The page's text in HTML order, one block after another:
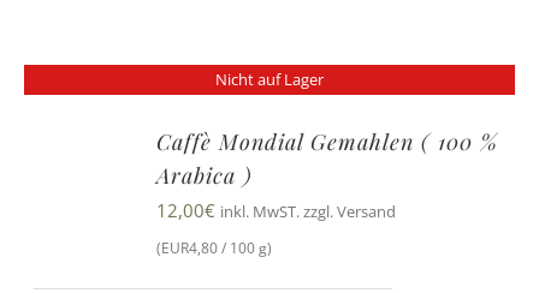
Nicht auf Lager
Caffè Mondial Gemahlen ( 100 %
Arabica )
12,00€ inkl. MwST. zzgl. Versand
(EUR4,80 / 100 g)